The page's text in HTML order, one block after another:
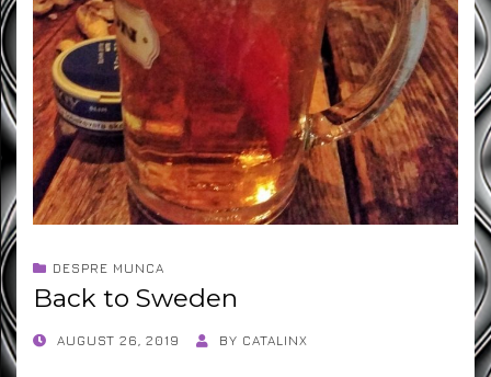
DESPRE MUNCA
Back to Sweden
POSTEDAUGUST 26, 2019 BY CATALINX